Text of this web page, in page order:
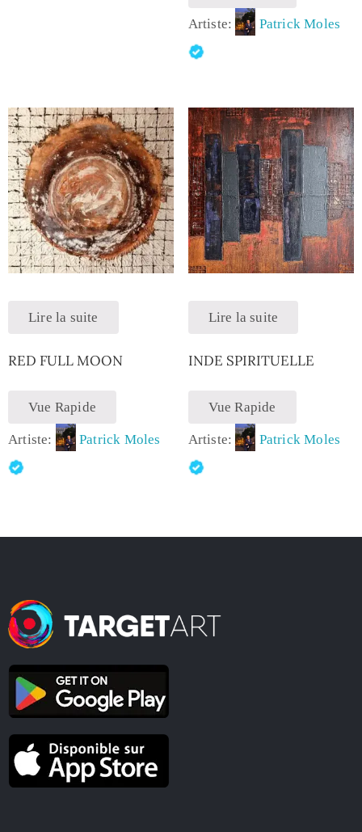
Artiste: Patrick Moles
Lire la suite
RED FULL MOON
Vue Rapide
Artiste: Patrick Moles
Lire la suite
INDE SPIRITUELLE
Vue Rapide
Artiste: Patrick Moles